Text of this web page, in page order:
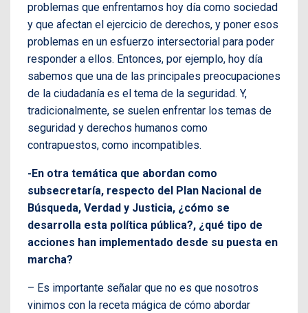
problemas que enfrentamos hoy día como sociedad
y que afectan el ejercicio de derechos, y poner esos
problemas en un esfuerzo intersectorial para poder
responder a ellos. Entonces, por ejemplo, hoy día
sabemos que una de las principales preocupaciones
de la ciudadanía es el tema de la seguridad. Y,
tradicionalmente, se suelen enfrentar los temas de
seguridad y derechos humanos como
contrapuestos, como incompatibles.
-En otra temática que abordan como
subsecretaría, respecto del Plan Nacional de
Búsqueda, Verdad y Justicia, ¿cómo se
desarrolla esta política pública?, ¿qué tipo de
acciones han implementado desde su puesta en
marcha?
– Es importante señalar que no es que nosotros
vinimos con la receta mágica de cómo abordar